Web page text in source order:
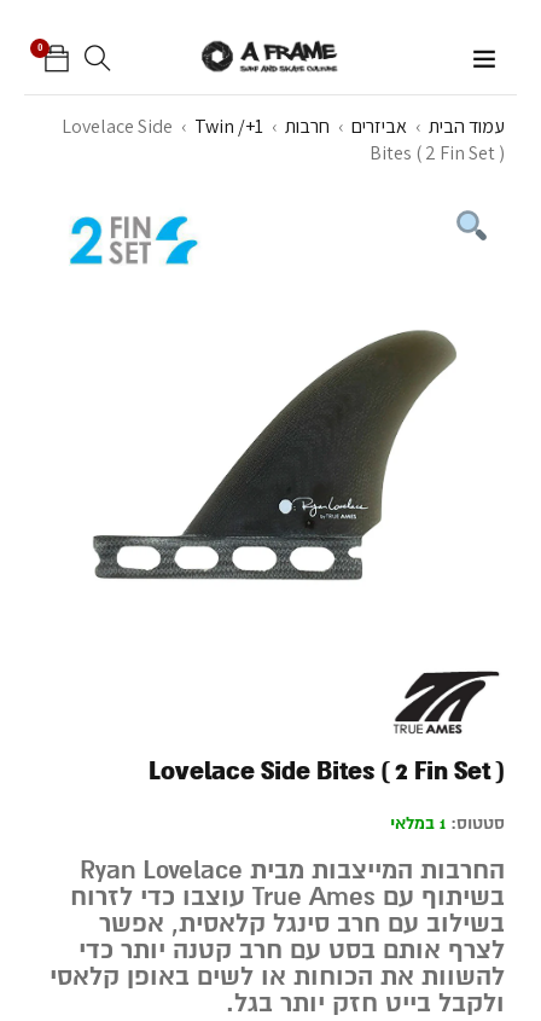
0
עמוד הבית › אביזרים › חרבות ›
Twin /+1
›
Lovelace Side
Bites ( 2 Fin Set )
Lovelace Side Bites ( 2 Fin Set )
סטטוס: 1 במלאי
החרבות המייצבות מבית Ryan Lovelace
בשיתוף עם True Ames עוצבו כדי לזרוח
בשילוב עם חרב סינגל קלאסית, אפשר
לצרף אותם בסט עם חרב קטנה יותר כדי
להשוות את הכוחות או לשים באופן קלאסי
ולקבל בייט חזק יותר בגל.